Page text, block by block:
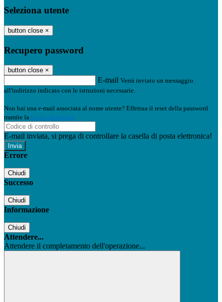
Seleziona utente
button close ×
Recupero password
button close ×
E-mail Verrà inviato un messaggio
all'indirizzo indicato con le istruzioni necessarie.
Non hai una e-mail associata al nome utente? Effettua il reset della password
tramite la Login Spaggiari
E-mail inviata, si prega di controllare la casella di posta elettronica!
Errore
Chiudi
Successo
Chiudi
Informazione
Chiudi
Attendere...
Attendere il completamento dell'operazione...